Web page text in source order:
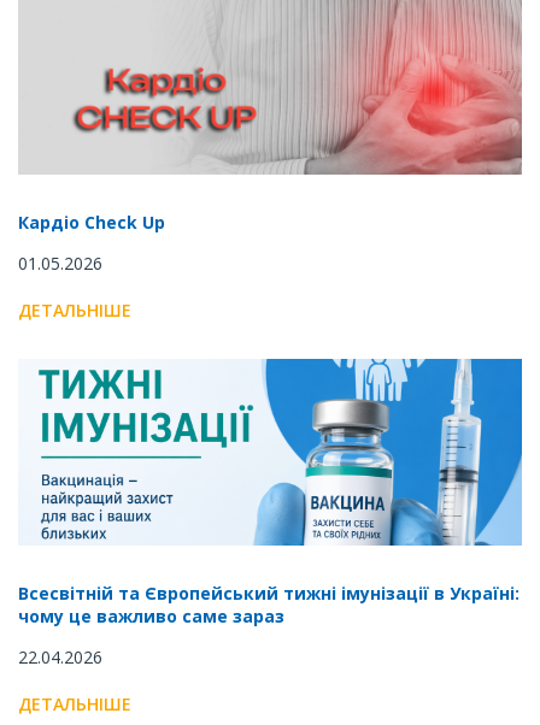
Кардіо Check Up
01.05.2026
ДЕТАЛЬНІШЕ
Всесвітній та Європейський тижні імунізації в Україні:
чому це важливо саме зараз
22.04.2026
ДЕТАЛЬНІШЕ